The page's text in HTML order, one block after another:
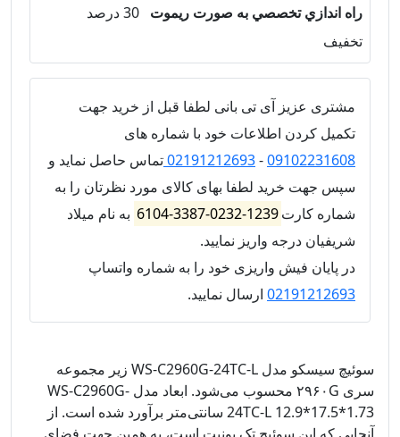
راه اندازي تخصصي به صورت ریموت
30 درصد
تخفیف
مشتری عزیز آی تی بانی لطفا قبل از خرید جهت
تکمیل کردن اطلاعات خود با شماره های
09102231608
-
02191212693تماس حاصل نماید و
سپس جهت خرید لطفا بهای کالای مورد نظرتان را به
شماره کارت1239-0232-3387-6104
به نام میلاد
شریفیان درجه واریز نمایید.
در پایان فیش واریزی خود را به شماره واتساپ
02191212693 ارسال نمایید.
سوئیچ سیسکو مدل WS-C2960G-24TC-L زیر مجموعه
سری ۲۹۶۰G محسوب می‌شود. ابعاد مدل WS-C2960G-
24TC-L 12.9*17.5*1.73 سانتی‌متر برآورد شده است. از